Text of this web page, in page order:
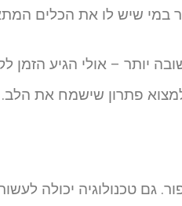
במי שיש לו את הכלים
יותר – אולי הגיע הזמן
פתרון שישמח את הלב.
גם טכנולוגיה יכולה